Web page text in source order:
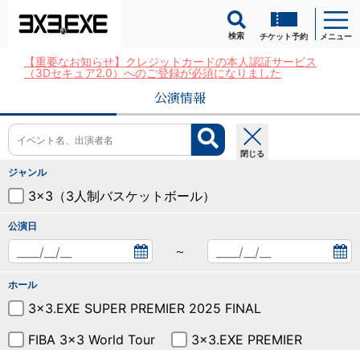
検索 チケット予約 メニュー
【重要なお知らせ】クレジットカードの本人認証サービス
（3Dセキュア2.0）へのご登録が必須になりました
公演情報
閉じる
ジャンル
3x3（3人制バスケットボール）
公演日
～
ホール
3x3.EXE SUPER PREMIER 2025 FINAL
FIBA 3x3 World Tour
3x3.EXE PREMIER